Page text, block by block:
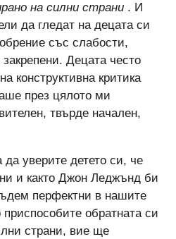
на силни страни . И
да гледат на децата си
със слабости,
Децата често
конструктивна критика
през цялото ми
твърде начален,
да уверите детето си, че
и както Джон Леджънд би
перфектни в нашите
обратната си
страни, вие ще